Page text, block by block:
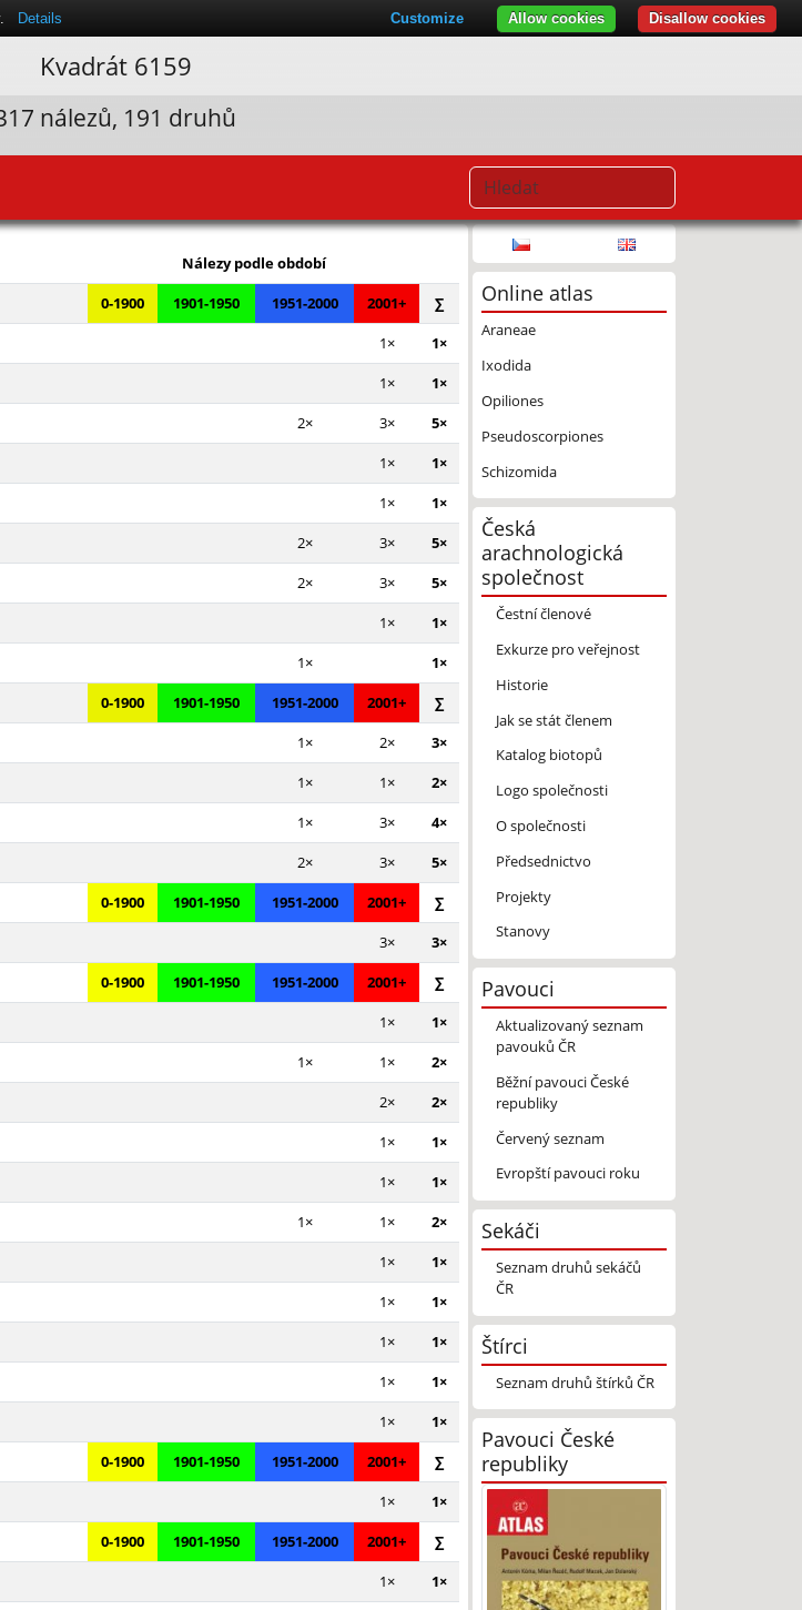
Kvadrát 6159
nálezů, 191 druhů
Leaflet|© Seznam.cz a.s. a další
Nálezy podle období
0-1900 1901-1950 1951-2000 2001+
∑
1×
1×
1×
1×
2× 3×
5×
1×
1×
1×
1×
2× 3×
5×
2× 3×
5×
1×
1×
1×
1×
0-1900 1901-1950 1951-2000 2001+
∑
1× 2×
3×
1× 1×
2×
1× 3×
4×
2× 3×
5×
0-1900 1901-1950 1951-2000 2001+
∑
3×
3×
0-1900 1901-1950 1951-2000 2001+
∑
1×
1×
1× 1×
2×
2×
2×
1×
1×
1×
1×
1× 1×
2×
1×
1×
1×
1×
1×
1×
1×
1×
1×
1×
0-1900 1901-1950 1951-2000 2001+
∑
1×
1×
0-1900 1901-1950 1951-2000 2001+
∑
1×
1×
Online atlas
Araneae
Ixodida
Opiliones
Pseudoscorpiones
Schizomida
Česká
arachnologická
společnost
Čestní členové
Exkurze pro veřejnost
Historie
Jak se stát členem
Katalog biotopů
Logo společnosti
O společnosti
Předsednictvo
Projekty
Stanovy
Pavouci
Aktualizovaný seznam
pavouků ČR
Běžní pavouci České
republiky
Červený seznam
Evropští pavouci roku
Sekáči
Seznam druhů sekáčů
ČR
Štírci
Seznam druhů štírků ČR
Pavouci České
republiky
Details Disallow cookies
Allow cookies
Customize